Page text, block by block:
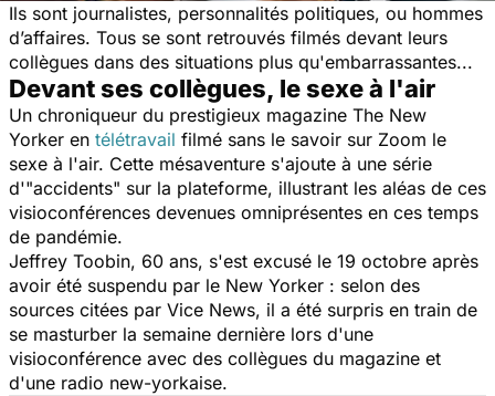
Ils sont journalistes, personnalités politiques, ou hommes
d’affaires. Tous se sont retrouvés filmés devant leurs
collègues dans des situations plus qu'embarrassantes...
Devant ses collègues, le sexe à l'air
Un chroniqueur du prestigieux magazine The New
Yorker en télétravail filmé sans le savoir sur Zoom le
sexe à l'air. Cette mésaventure s'ajoute à une série
d'"accidents" sur la plateforme, illustrant les aléas de ces
visioconférences devenues omniprésentes en ces temps
de pandémie.
Jeffrey Toobin, 60 ans, s'est excusé le 19 octobre après
avoir été suspendu par le New Yorker : selon des
sources citées par Vice News, il a été surpris en train de
se masturber la semaine dernière lors d'une
visioconférence avec des collègues du magazine et
d'une radio new-yorkaise.